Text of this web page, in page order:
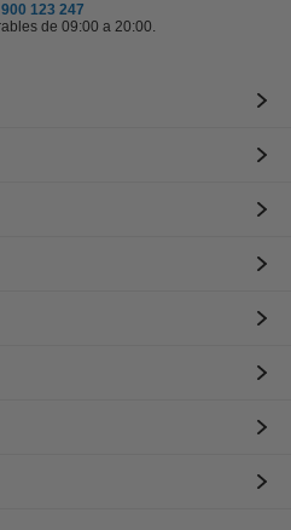
123 247
de 09:00 a 20:00.